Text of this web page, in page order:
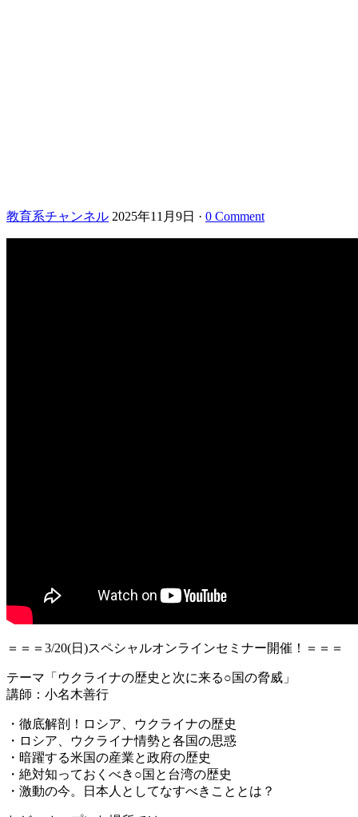
教育系チャンネル 2025年11月9日 · 0 Comment
＝＝＝3/20(日)スペシャルオンラインセミナー開催！＝＝＝
テーマ「ウクライナの歴史と次に来る○国の脅威」
講師：小名木善行
・徹底解剖！ロシア、ウクライナの歴史
・ロシア、ウクライナ情勢と各国の思惑
・暗躍する米国の産業と政府の歴史
・絶対知っておくべき○国と台湾の歴史
・激動の今。日本人としてなすべきこととは？